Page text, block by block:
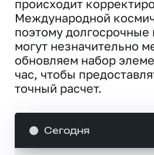
происходит
Международной
поэтому
могут незначительно
обновляем набор
час, чтобы
точный расчет.
Сегодня